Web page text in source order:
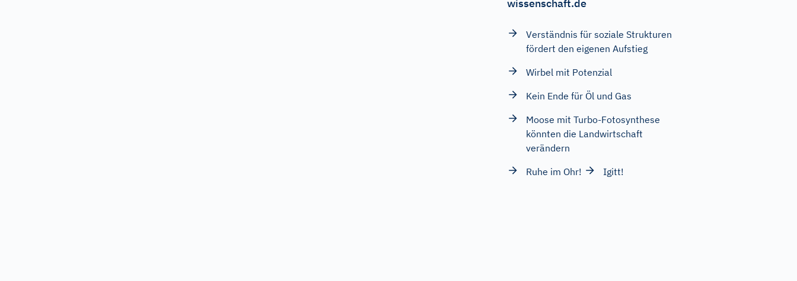
wissenschaft.de
Verständnis für soziale Strukturen
fördert den eigenen Aufstieg
Wirbel mit Potenzial
Kein Ende für Öl und Gas
Moose mit Turbo-Fotosynthese
könnten die Landwirtschaft
verändern
Ruhe im Ohr!
Igitt!